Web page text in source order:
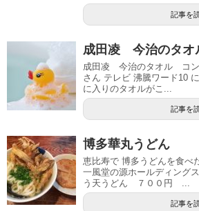
記事を
成田凌 今治のタ
成田凌 今治のタオル コン
さん テレビ 沸騰ワード10
に入りのタオルがこ...
記事を
博多華丸うどん
恵比寿で 博多うどんを食べ
一風堂の源ホールディング
う天うどん ７００円 ...
記事を